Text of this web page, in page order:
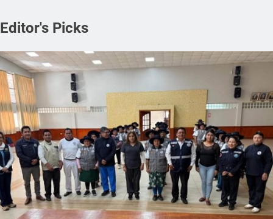
Editor's Picks
REGIONAL